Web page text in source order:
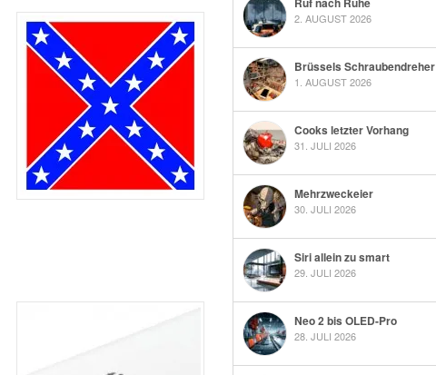
2. AUGUST 2026
Brüssels Schraubendreher
1. AUGUST 2026
Cooks letzter Vorhang
31. JULI 2026
Mehrzweckeier
30. JULI 2026
Siri allein zu smart
29. JULI 2026
Neo 2 bis OLED-Pro
28. JULI 2026